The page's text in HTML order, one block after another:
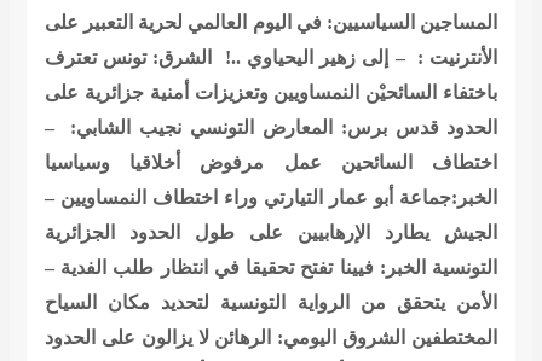
المساجين السياسيين: في اليوم العالمي لحرية التعبير على
الأنترنيت : – إلى زهير اليحياوي ..! الشرق: تونس تعترف
باختفاء السائحيْن النمساويين وتعزيزات أمنية جزائرية على
الحدودقدس برس: المعارض التونسي نجيب الشابي: –
اختطاف السائحين عمل مرفوض أخلاقيا وسياسيا
الخبر:جماعة أبو عمار التيارتي وراء اختطاف النمساويين –
الجيش يطارد الإرهابيين على طول الحدود الجزائرية
التونسيةالخبر: فيينا تفتح تحقيقا في انتظار طلب الفدية –
الأمن يتحقق من الرواية التونسية لتحديد مكان السياح
المختطفينالشروق اليومي: الرهائن لا يزالون على الحدود